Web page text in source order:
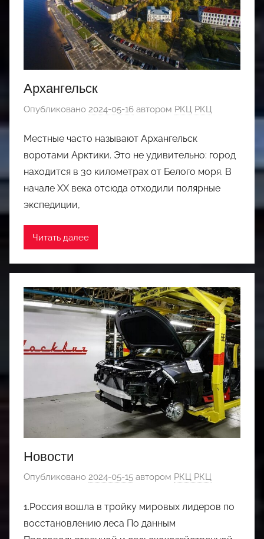
Архангельск
Опубликовано 2024-05-16 автором РКЦ РКЦ
Местные часто называют Архангельск
воротами Арктики. Это не удивительно: город
находится в 30 километрах от Белого моря. В
начале XX века отсюда отходили полярные
экспедиции,
Читать далее
Новости
Опубликовано 2024-05-15 автором РКЦ РКЦ
1.Россия вошла в тройку мировых лидеров по
восстановлению леса По данным